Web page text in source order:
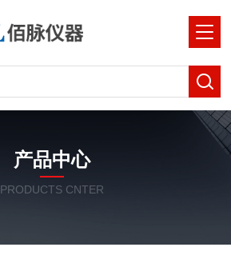
产品中心
PRODUCTS CNTER